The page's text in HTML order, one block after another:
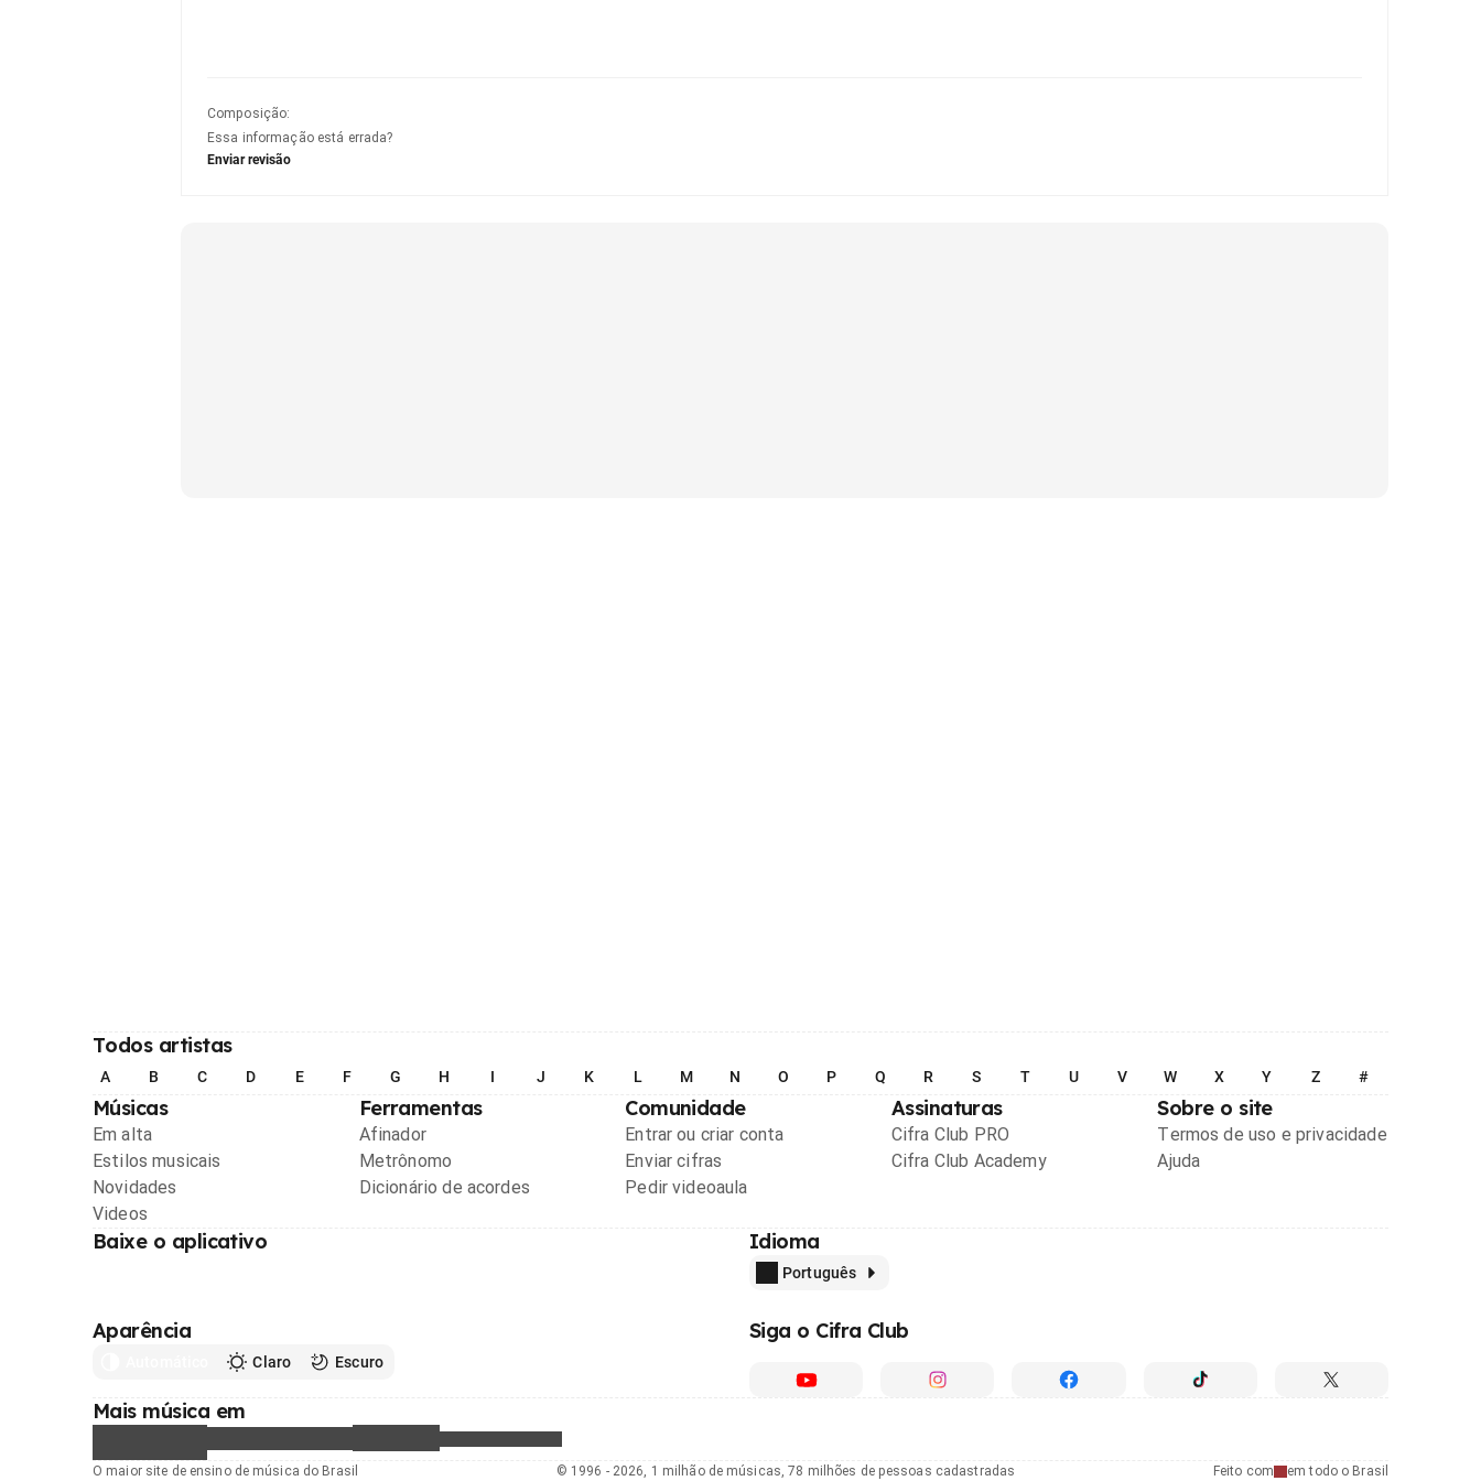
Composição:
Essa informação está errada?
Enviar revisão
Todos artistas
A B C D E F G H I J K L M N O P Q R S T U V W X Y Z #
Músicas
Em alta
Estilos musicais
Novidades
Videos
Ferramentas
Afinador
Metrônomo
Dicionário de acordes
Comunidade
Entrar ou criar conta
Enviar cifras
Pedir videoaula
Assinaturas
Cifra Club PRO
Cifra Club Academy
Sobre o site
Termos de uso e privacidade
Ajuda
Baixe o aplicativo Idioma
Português
Aparência
Claro Escuro
Siga o Cifra Club
Mais música em
O maior site de ensino de música do Brasil Feito com em todo o Brasil
© 1996 - 2026, 1 milhão de músicas, 78 milhões de pessoas cadastradas